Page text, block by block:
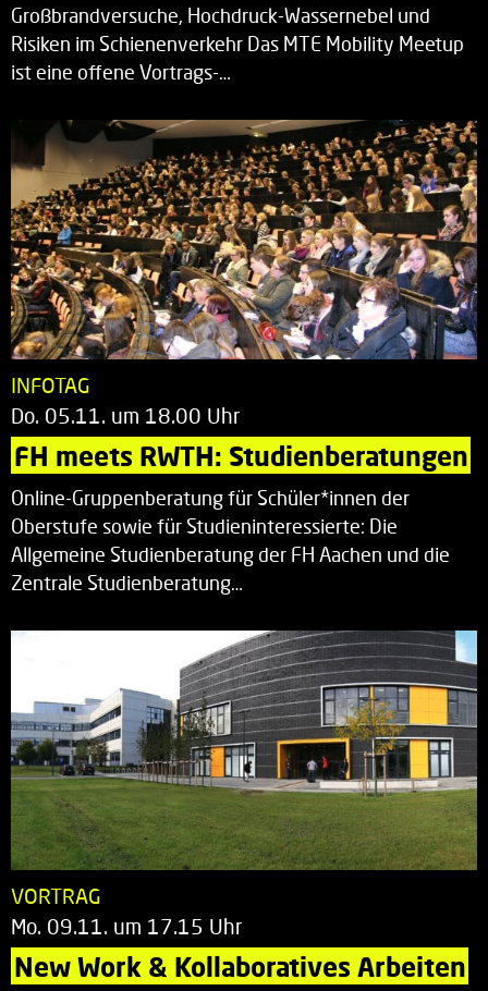
Großbrandversuche, Hochdruck-Wassernebel und
Risiken im Schienenverkehr Das MTE Mobility Meetup
ist eine offene Vortrags-…
INFOTAG
Do. 05.11. um 18.00 Uhr
FH meets RWTH: Studienberatungen
Online-Gruppenberatung für Schüler*innen der
Oberstufe sowie für Studieninteressierte: Die
Allgemeine Studienberatung der FH Aachen und die
Zentrale Studienberatung…
VORTRAG
Mo. 09.11. um 17.15 Uhr
New Work & Kollaboratives Arbeiten